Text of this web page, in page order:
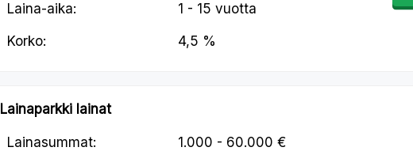
Laina-aika: 1 - 15 vuotta
Korko: 4,5 %
Lainaparkki lainat
Lainasummat: 1.000 - 60.000 €